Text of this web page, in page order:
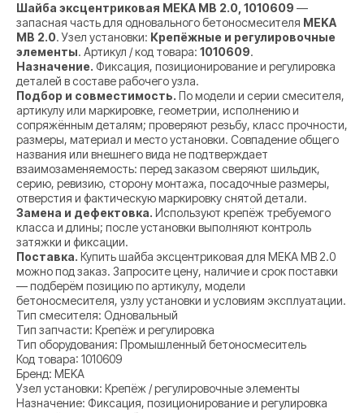
Шайба эксцентриковая MEKA MB 2.0, 1010609 —
запасная часть для одновального бетоносмесителя MEKA
MB 2.0. Узел установки: Крепёжные и регулировочные
элементы. Артикул / код товара: 1010609.
Назначение. Фиксация, позиционирование и регулировка
деталей в составе рабочего узла.
Подбор и совместимость. По модели и серии смесителя,
артикулу или маркировке, геометрии, исполнению и
сопряжённым деталям; проверяют резьбу, класс прочности,
размеры, материал и место установки. Совпадение общего
названия или внешнего вида не подтверждает
взаимозаменяемость: перед заказом сверяют шильдик,
серию, ревизию, сторону монтажа, посадочные размеры,
отверстия и фактическую маркировку снятой детали.
Замена и дефектовка. Используют крепёж требуемого
класса и длины; после установки выполняют контроль
затяжки и фиксации.
Поставка. Купить шайба эксцентриковая для MEKA MB 2.0
можно под заказ. Запросите цену, наличие и срок поставки
— подберём позицию по артикулу, модели
бетоносмесителя, узлу установки и условиям эксплуатации.
Тип смесителя: Одновальный
Тип запчасти: Крепёж и регулировка
Тип оборудования: Промышленный бетоносмеситель
Код товара: 1010609
Бренд: MEKA
Узел установки: Крепёж / регулировочные элементы
Назначение: Фиксация, позиционирование и регулировка